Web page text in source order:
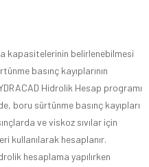
kapasitelerinin belirlenebilmesi
basınç kayıplarının
Hidrolik Hesap programı
boru sürtünme basınç kayıpları
ve viskoz sıvılar için
kullanılarak hesaplanır.
hesaplama yapılırken